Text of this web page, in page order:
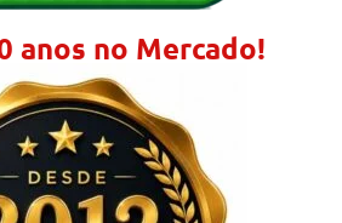
anos no Mercado!